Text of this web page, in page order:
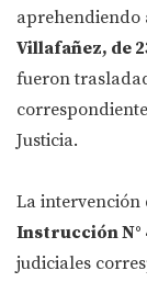
aprehendiendo
Villafañez, de
fueron
Justicia.
La intervención
Instrucción N°
judiciales